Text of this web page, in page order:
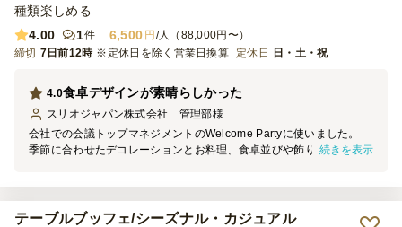
種類楽しめる
4.00
1件 6,500 円 /人（88,000円〜）
締切 7日前12時 ※定休日を除く営業日換算 定休日 日・土・祝
食卓デザインが素晴らしかった
4.0
スリオジャパン株式会社 管理部様
会社での会議トップマネジメントのWelcome Partyに使いました。
季節に合わせたデコレーションとお料理、食卓並びや飾りも素敵でし
続きを表示
テーブルブッフェ/シーズナル・カジュアル